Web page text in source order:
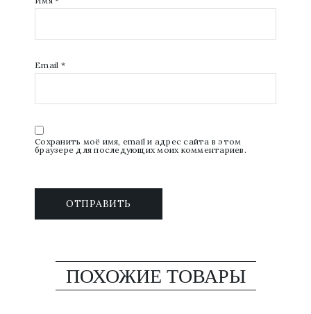
Email *
Сохранить моё имя, email и адрес сайта в этом
браузере для последующих моих комментариев.
ПОХОЖИЕ ТОВАРЫ